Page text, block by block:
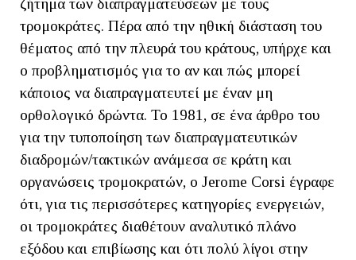
ζήτημα των διαπραγματεύσεων με τους
τρομοκράτες. Πέρα από την ηθική διάσταση του
θέματος από την πλευρά του κράτους, υπήρχε και
ο προβληματισμός για το αν και πώς μπορεί
κάποιος να διαπραγματευτεί με έναν μη
ορθολογικό δρώντα. Το 1981, σε ένα άρθρο του
για την τυποποίηση των διαπραγματευτικών
διαδρομών/τακτικών ανάμεσα σε κράτη και
οργανώσεις τρομοκρατών, ο Jerome Corsi έγραφε
ότι, για τις περισσότερες κατηγορίες ενεργειών,
οι τρομοκράτες διαθέτουν αναλυτικό πλάνο
εξόδου και επιβίωσης και ότι πολύ λίγοι στην